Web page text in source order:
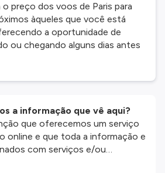
preço dos voos de Paris para
àqueles que você está
a oportunidade de
ou chegando alguns dias antes
a informação que vê aqui?
que oferecemos um serviço
online e que toda a informação e
com serviços e/ou
no nosso website são